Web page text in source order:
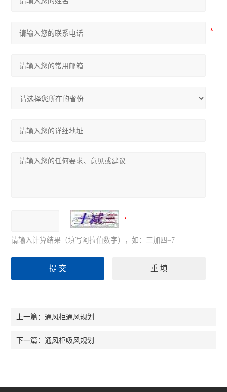
请输入计算结果（填写阿拉伯数字），如：三加四=7
上一篇：通风柜通风规划
下一篇：通风柜吸风规划